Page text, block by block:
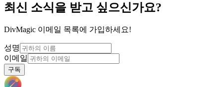
최신 소식을 받고 싶으신가요?
DivMagic 이메일 목록에 가입하세요!
성명
이메일
구독